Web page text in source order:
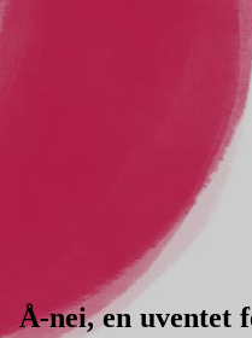
Å-nei, en uventet